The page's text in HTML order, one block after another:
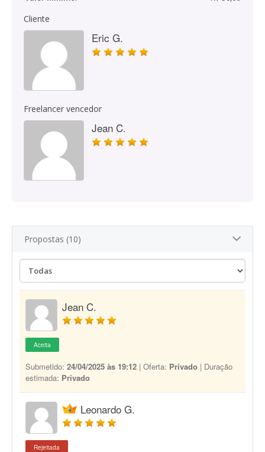
Cliente
Eric G.
Freelancer vencedor
Jean C.
Propostas (10)
Jean C.
Aceita
Submetido: 24/04/2025 às 19:12 | Oferta: Privado | Duração
estimada: Privado
Leonardo G.
Rejeitada